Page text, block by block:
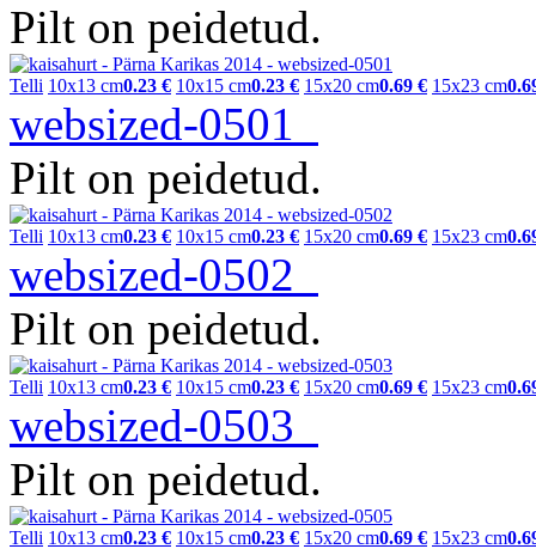
Pilt on peidetud.
Telli 10x13 cm0.23 € 10x15 cm0.23 € 15x20 cm0.69 € 15x23 cm
websized-0501
Pilt on peidetud.
Telli 10x13 cm0.23 € 10x15 cm0.23 € 15x20 cm0.69 € 15x23 cm
websized-0502
Pilt on peidetud.
Telli 10x13 cm0.23 € 10x15 cm0.23 € 15x20 cm0.69 € 15x23 cm
websized-0503
Pilt on peidetud.
Telli 10x13 cm0.23 € 10x15 cm0.23 € 15x20 cm0.69 € 15x23 cm